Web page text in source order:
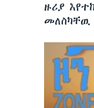
ዙሪያ